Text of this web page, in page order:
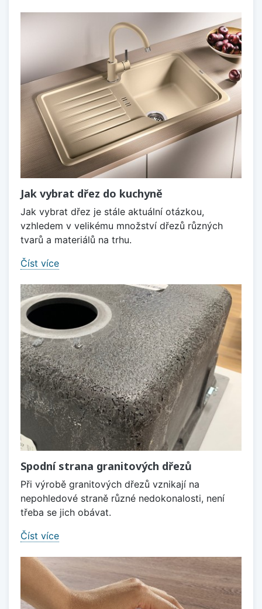
Jak vybrat dřez do kuchyně
Jak vybrat dřez je stále aktuální otázkou,
vzhledem v velikému množství dřezů různých
tvarů a materiálů na trhu.
Číst více
Spodní strana granitových dřezů
Při výrobě granitových dřezů vznikají na
nepohledové straně různé nedokonalosti, není
třeba se jich obávat.
Číst více